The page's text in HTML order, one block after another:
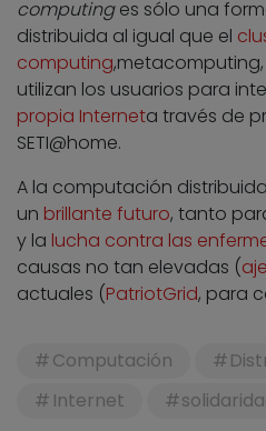
computinges sólo una
distribuida al igual que el
computing,metacomputing,
utilizan los usuarios para
propia Interneta través de
SETI@home.
A la computación
un brillante futuro, tanto
y la lucha contra las
causas no tan elevadas (
actuales (PatriotGrid, para
Computación
Internet